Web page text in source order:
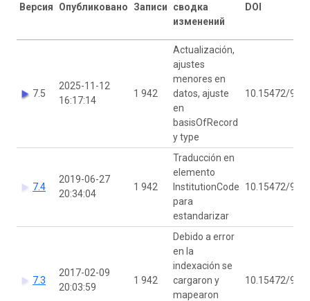
Версия Опубликовано Записи
сводка
изменений
DOI
7.5
2025-11-12
16:17:14
1 942
Actualización,
ajustes
menores en
datos, ajuste
en
basisOfRecord
y type
10.15472/
7.4
2019-06-27
20:34:04
1 942
Traducción en
elemento
InstitutionCode
para
estandarizar
10.15472/
7.3
2017-02-09
20:03:59
1 942
Debido a error
en la
indexación se
cargaron y
mapearon
10.15472/